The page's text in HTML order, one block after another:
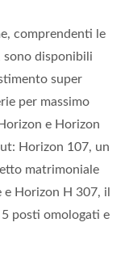
comprendenti le
sono disponibili
super
per massimo
e Horizon
Horizon 107, un
matrimoniale
Horizon H 307, il
posti omologati e